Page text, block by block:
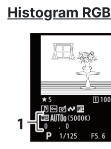
Histogram RGB